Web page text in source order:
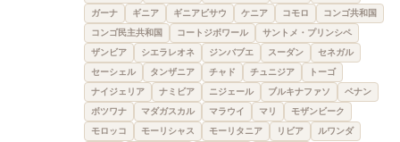
ガーナ
ギニア ギニアビサウ ケニア コモロ
コンゴ共和国
コンゴ民主共和国
コートジボワール
サントメ・プリンシペ
ザンビア
シエラレオネ ジンバブエ スーダン
セネガル
セーシェル
タンザニア チャド チュニジア
トーゴ
ナイジェリア
ナミビア ニジェール ブルキナファソ
ベナン
ボツワナ
マダガスカル マラウイ マリ
モザンビーク
モロッコ
モーリシャス モーリタニア リビア
ルワンダ